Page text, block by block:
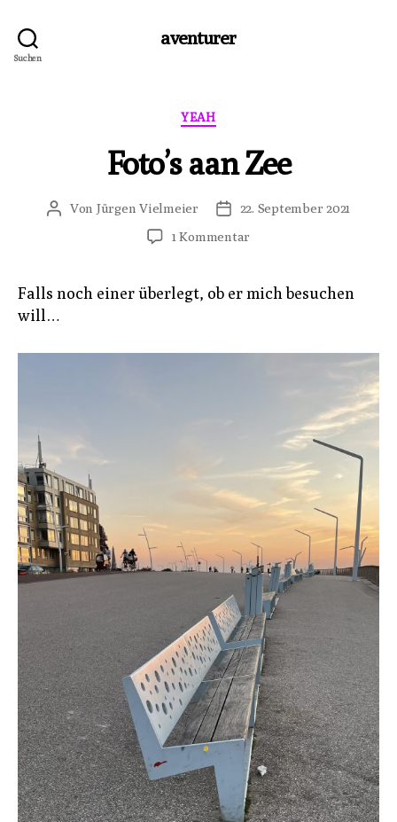
Suchen
aventurer
Kategorien
YEAH
Foto’s aan Zee
Beitragsautor
Von Jürgen Vielmeier Veröffentlichungsdatum
22. September 2021
1 Kommentar
Zee
Falls noch einer überlegt, ob er mich besuchen
will…